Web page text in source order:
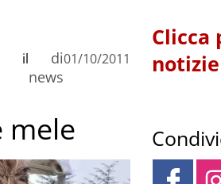
di
news
il 01/10/2011
mele
Clicca
notizie